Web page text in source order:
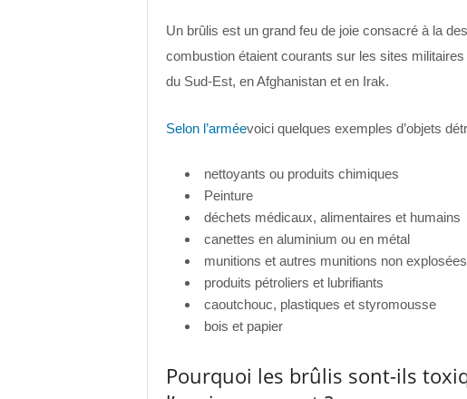
Un brûlis est un grand feu de joie consacré à la
combustion étaient courants sur les sites
du Sud-Est, en Afghanistan et en Irak.
Selon l’arméevoici quelques exemples d’objets
nettoyants ou produits chimiques
Peinture
déchets médicaux, alimentaires et humains
canettes en aluminium ou en métal
munitions et autres munitions non explosées
produits pétroliers et lubrifiants
caoutchouc, plastiques et styromousse
bois et papier
Pourquoi les brûlis sont-ils